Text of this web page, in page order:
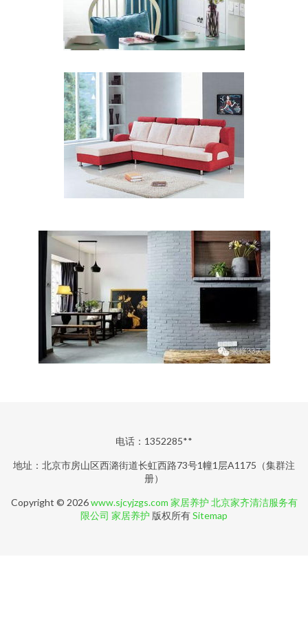
电话：1352285**
地址：北京市房山区西潞街道长虹西路73号1幢1层A1175（集群注
册）
Copyright © 2026www.sjcyjzgs.com 家居养护 北京家齐清洁服务有
限公司 家居养护 版权所有Sitemap